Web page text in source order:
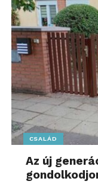
CSALÁD
Az új